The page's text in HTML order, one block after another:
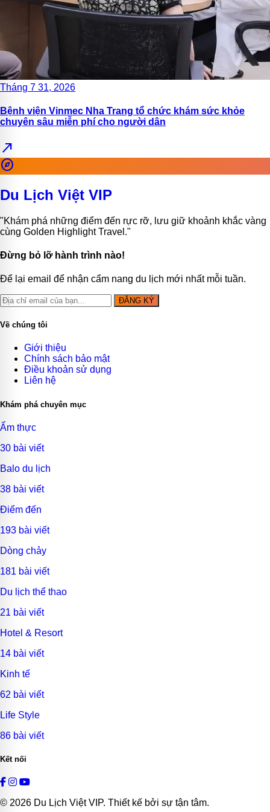
Tháng 7 31, 2026
Bệnh viện Vinmec Nha Trang tổ chức khám sức khỏe
chuyên sâu miễn phí cho người dân
north_east
explore
Du Lịch Việt VIP
"Khám phá những điểm đến rực rỡ, lưu giữ khoảnh khắc vàng
cùng Golden Highlight Travel."
Đừng bỏ lỡ hành trình nào!
Để lại email để nhận cẩm nang du lịch mới nhất mỗi tuần.
ĐĂNG KÝ
Về chúng tôi
Giới thiệu
Chính sách bảo mật
Điều khoản sử dụng
Liên hệ
Khám phá chuyên mục
Ẩm thực
30 bài viết
Balo du lịch
38 bài viết
Điểm đến
193 bài viết
Dòng chảy
181 bài viết
Du lịch thể thao
21 bài viết
Hotel & Resort
14 bài viết
Kinh tế
62 bài viết
Life Style
86 bài viết
Kết nối
© 2026 Du Lịch Việt VIP. Thiết kế bởi sự tận tâm.